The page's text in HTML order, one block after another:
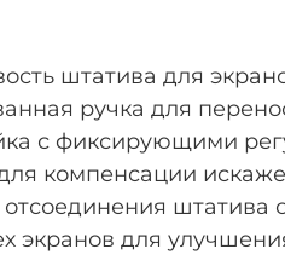
штатива для
ручка для
с фиксирующими
компенсации
штатива
экранов для